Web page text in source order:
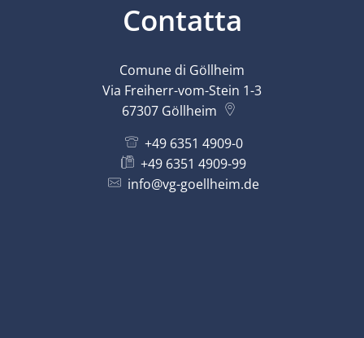
Contatta
Comune di Göllheim
Via Freiherr-vom-Stein 1-3
67307 Göllheim
+49 6351 4909-0
+49 6351 4909-99
info@vg-goellheim.de